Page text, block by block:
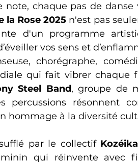
chaque pas de danse
la Rose 2025 n'est pas
d'un programme
vos sens et
chorégraphe,
qui fait vibrer chaque
Steel Band, groupe de
percussions résonnent
hommage à la diversité
par le collectif
qui réinvente avec